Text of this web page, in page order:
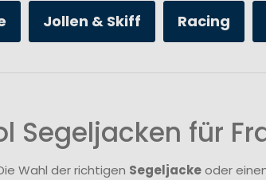
Jollen & Skiff Racing
Segeljacken für
Wahl der richtigen Segeljackeoder